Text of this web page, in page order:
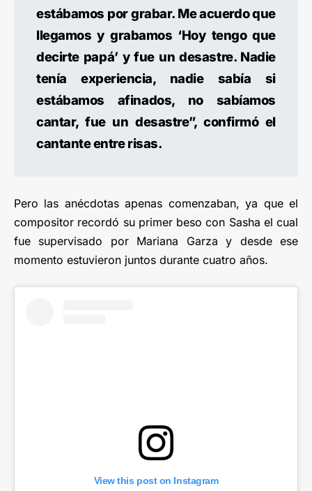
estábamos por grabar. Me acuerdo que
llegamos y grabamos ‘Hoy tengo que
decirte papá’ y fue un desastre. Nadie
tenía experiencia, nadie sabía si
estábamos afinados, no sabíamos
cantar, fue un desastre”, confirmó el
cantante entre risas.
Pero las anécdotas apenas comenzaban, ya que el
compositor recordó su primer beso con Sasha el cual
fue supervisado por Mariana Garza y desde ese
momento estuvieron juntos durante cuatro años.
View this post on Instagram